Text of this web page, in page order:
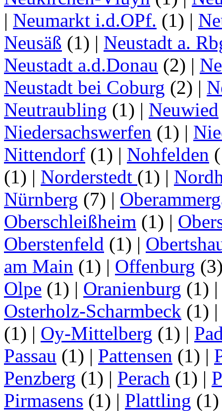
| Neumarkt i.d.OPf. (1) |
Neusäß (1) | Neustadt a.
Neustadt a.d.Donau (2) |
Neustadt bei Coburg (2) |
Neutraubling (1) | Neuwied
Niedersachswerfen (1) |
Nittendorf (1) | Nohfelden
(1) | Norderstedt (1) |
Nürnberg (7) |
Oberschleißheim (1) |
Oberstenfeld (1) |
am Main (1) | Offenburg
Olpe (1) | Oranienburg (1)
Osterholz-Scharmbeck (1)
(1) | Oy-Mittelberg (1) |
Passau (1) | Pattensen (1) |
Penzberg (1) | Perach (1) |
Pirmasens (1) | Plattling